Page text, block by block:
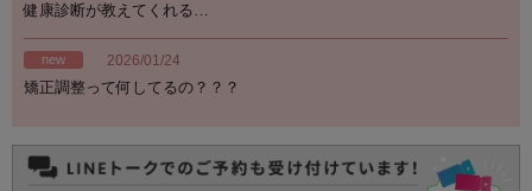
健康診断が教えてくれる…
new 2026/01/24
矯正調整って何してるの？？？